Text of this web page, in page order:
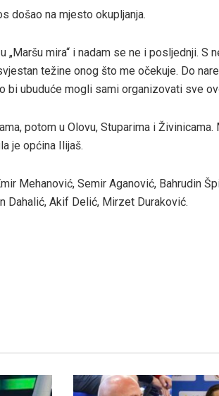
došao na mjesto okupljanja.
„Maršu mira“ i nadam se ne i posljednji. S
težine onog što me očekuje. Do
bi ubuduće mogli sami organizovati sve
potom u Olovu, Stuparima i Živinicama.
je općina Ilijaš.
Mehanović, Semir Aganović, Bahrudin
Dahalić, Akif Delić, Mirzet Duraković.